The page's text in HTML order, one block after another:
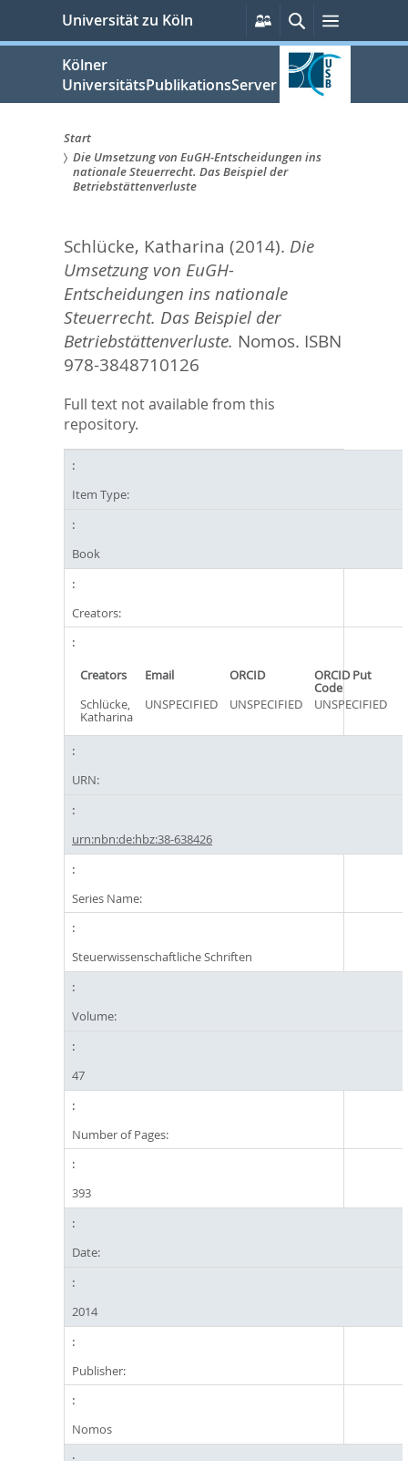
springen
Universität zu Köln
Persönliche
Services
SucheMenü
Kölner
UniversitätsPublikationsServer
Sie
hier:
Start
Die Umsetzung von EuGH-Entscheidungen ins
nationale Steuerrecht. Das Beispiel der
Betriebstättenverluste
Schlücke, Katharina (2014). Die
Umsetzung von EuGH-
Entscheidungen ins nationale
Steuerrecht. Das Beispiel der
Betriebstättenverluste. Nomos. ISBN
978-3848710126
Full text not available from this
repository.
Item Type:
Book
Creators:
Creators Email ORCID ORCID Put
Code
Schlücke,
Katharina
UNSPECIFIED UNSPECIFIED UNSPECIFIED
URN:
urn:nbn:de:hbz:38-638426
Series Name:
Steuerwissenschaftliche Schriften
Volume:
47
Number of Pages:
393
Date:
2014
Publisher:
Nomos